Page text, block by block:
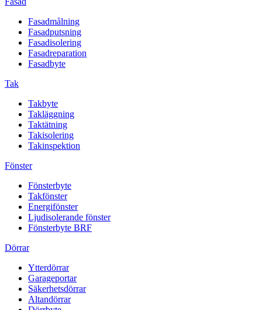
Fasadmålning
Fasadputsning
Fasadisolering
Fasadreparation
Fasadbyte
Tak
Takbyte
Takläggning
Taktätning
Takisolering
Takinspektion
Fönster
Fönsterbyte
Takfönster
Energifönster
Ljudisolerande fönster
Fönsterbyte BRF
Dörrar
Ytterdörrar
Garageportar
Säkerhetsdörrar
Altandörrar